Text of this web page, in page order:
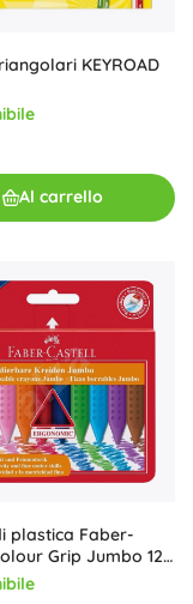
KEYROAD
Al carrello
plastica Faber-
Grip Jumbo 12